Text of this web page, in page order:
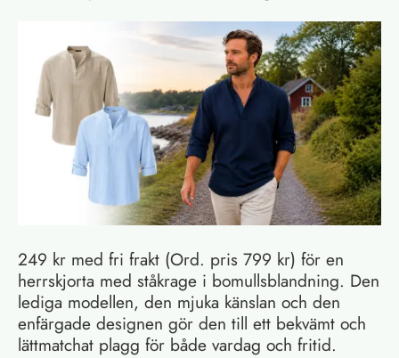
249 kr med fri frakt (Ord. pris 799 kr) för en
herrskjorta med ståkrage i bomullsblandning. Den
lediga modellen, den mjuka känslan och den
enfärgade designen gör den till ett bekvämt och
lättmatchat plagg för både vardag och fritid.